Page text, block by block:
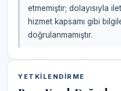
etmemiştir; dolayısıyla
hizmet kapsamı gibi
doğrulanmamıştır.
YETKILENDIRME